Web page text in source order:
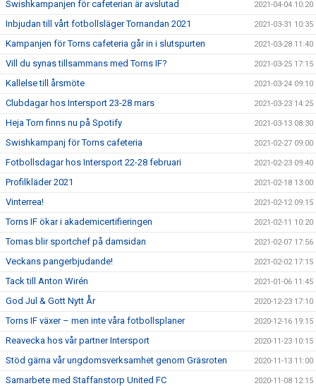
Swishkampanjen för cafeterian är avslutad 2021-04-04 10:20
Inbjudan till vårt fotbollsläger Tornandan 2021 2021-03-31 10:35
Kampanjen för Torns cafeteria går in i slutspurten 2021-03-28 11:40
Vill du synas tillsammans med Torns IF? 2021-03-25 17:15
Kallelse till årsmöte 2021-03-24 09:10
Clubdagar hos Intersport 23-28 mars 2021-03-23 14:25
Heja Torn finns nu på Spotify 2021-03-13 08:30
Swishkampanj för Torns cafeteria 2021-02-27 09:00
Fotbollsdagar hos Intersport 22-28 februari 2021-02-23 09:40
Profilkläder 2021 2021-02-18 13:00
Vinterrea! 2021-02-12 09:15
Torns IF ökar i akademicertifieringen 2021-02-11 10:20
Tomas blir sportchef på damsidan 2021-02-07 17:56
Veckans pangerbjudande! 2021-02-02 17:15
Tack till Anton Wirén 2021-01-06 11:45
God Jul & Gott Nytt År 2020-12-23 17:10
Torns IF växer – men inte våra fotbollsplaner 2020-12-16 19:15
Reavecka hos vår partner Intersport 2020-11-23 10:15
Stöd gärna vår ungdomsverksamhet genom Gräsroten 2020-11-13 11:00
Samarbete med Staffanstorp United FC 2020-11-08 12:15